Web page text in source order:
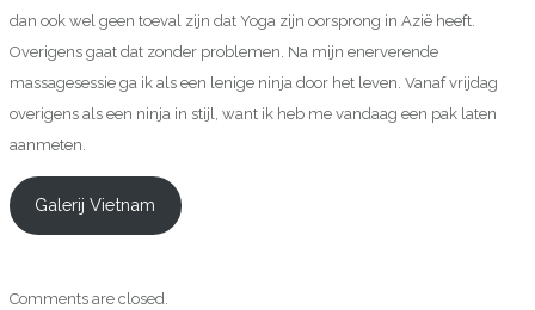
dan ook wel geen toeval zijn dat Yoga zijn oorsprong in Azië heeft.
Overigens gaat dat zonder problemen. Na mijn enerverende
massagesessie ga ik als een lenige ninja door het leven. Vanaf vrijdag
overigens als een ninja in stijl, want ik heb me vandaag een pak laten
aanmeten.
Galerij Vietnam
Comments are closed.